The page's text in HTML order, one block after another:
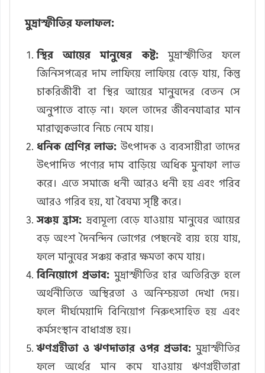
মুদ্রাস্ফীতির ফলাফল:
স্থির আয়ের মানুষের কষ্ট:মুদ্রাস্ফীতির ফলে
জিনিসপত্রের দাম লাফিয়ে লাফিয়ে বেড়ে যায়, কিন্তু
চাকরিজীবী বা স্থির আয়ের মানুষদের বেতন সে
অনুপাতে বাড়ে না। ফলে তাদের জীবনযাত্রার মান
মারাত্মকভাবে নিচে নেমে যায়।
ধনিক শ্রেণির লাভ: উৎপাদক ও ব্যবসায়ীরা তাদের
উৎপাদিত পণ্যের দাম বাড়িয়ে অধিক মুনাফা লাভ
করে। এতে সমাজে ধনী আরও ধনী হয় এবং গরিব
আরও গরিব হয়, যা বৈষম্য সৃষ্টি করে।
সঞ্চয় হ্রাস: দ্রব্যমূল্য বেড়ে যাওয়ায় মানুষের আয়ের
বড় অংশ দৈনন্দিন ভোগের পেছনেই ব্যয় হয়ে যায়,
ফলে মানুষের সঞ্চয় করার ক্ষমতা কমে যায়।
বিনিয়োগে প্রভাব:মুদ্রাস্ফীতির হার অতিরিক্ত হলে
অর্থনীতিতে অস্থিরতা ও অনিশ্চয়তা দেখা দেয়।
ফলে দীর্ঘমেয়াদি বিনিয়োগ নিরুৎসাহিত হয় এবং
কর্মসংস্থান বাধাগ্রস্ত হয়।
ঋণগ্রহীতা ও ঋণদাতার ওপর প্রভাব: মুদ্রাস্ফীতির
ফলে অর্থের মান কমে যাওয়ায় ঋণগ্রহীতারা